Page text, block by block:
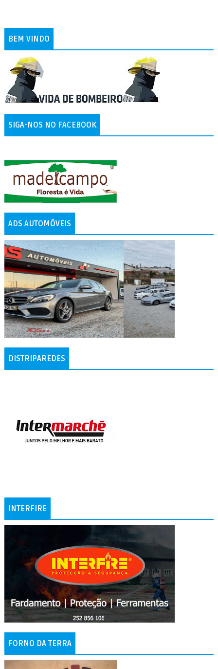
BEM VINDO
SIGA-NOS NO FACEBOOK
ADS AUTOMÓVEIS
DISTRIPAREDES
INTERFIRE
FORNO DA TERRA